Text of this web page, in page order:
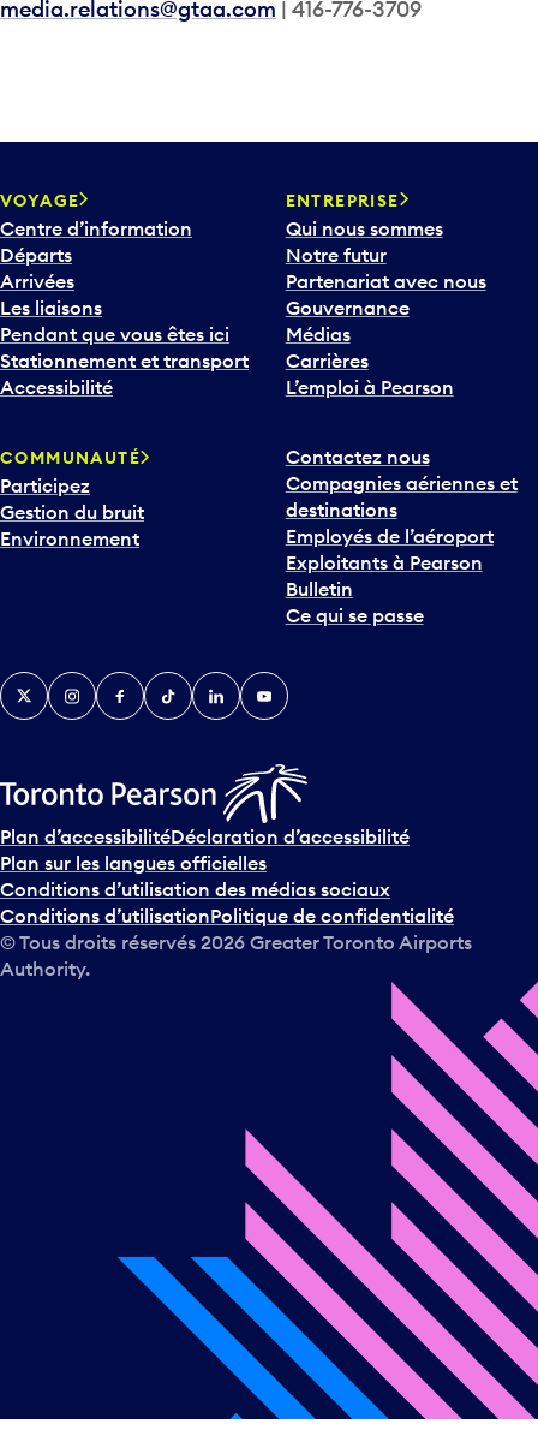
media.relations@gtaa.com | 416-776-3709
VOYAGE
Centre d’information
Départs
Arrivées
Les liaisons
Pendant que vous êtes ici
Stationnement et transport
Accessibilité
ENTREPRISE
Qui nous sommes
Notre futur
Partenariat avec nous
Gouvernance
Médias
Carrières
L’emploi à Pearson
COMMUNAUTÉ
Participez
Gestion du bruit
Environnement
Contactez nous
Compagnies aériennes et
destinations
Employés de l’aéroport
Exploitants à Pearson
Bulletin
Ce qui se passe
TwitterInstagramFacebook
TikTokLinkedInYouTube
Plan d’accessibilitéDéclaration d’accessibilité
Plan sur les langues officielles
Conditions d’utilisation des médias sociaux
Conditions d’utilisationPolitique de confidentialité
© Tous droits réservés 2026 Greater Toronto Airports
Authority.